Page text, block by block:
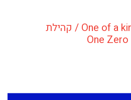
קהילה שהיא One of a kind / קהילת